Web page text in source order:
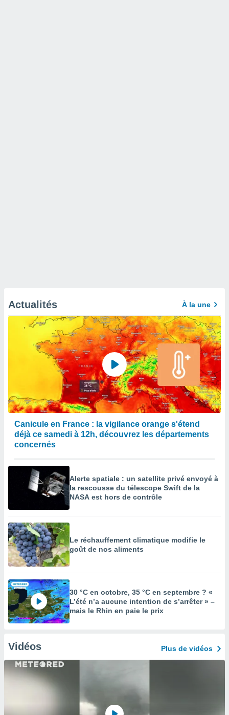
Actualités À la une
Canicule en France : la vigilance orange s'étend
déjà ce samedi à 12h, découvrez les départements
concernés
Alerte spatiale : un satellite privé envoyé à
la rescousse du télescope Swift de la
NASA est hors de contrôle
Le réchauffement climatique modifie le
goût de nos aliments
30 °C en octobre, 35 °C en septembre ? «
L’été n’a aucune intention de s’arrêter » –
mais le Rhin en paie le prix
Vidéos Plus de vidéos